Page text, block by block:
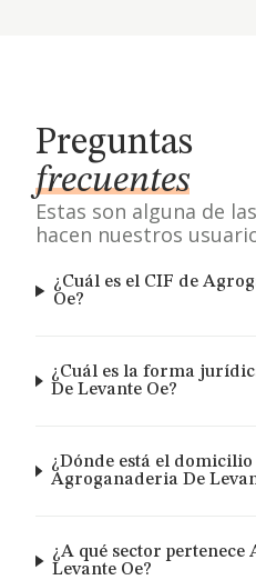
Preguntas
frecuentes
Estas son alguna de
hacen nuestros
¿Cuál es el CIF de
Oe?
¿Cuál es la forma
De Levante Oe?
¿Dónde está el domicilio
Agroganaderia De
¿A qué sector
Levante Oe?